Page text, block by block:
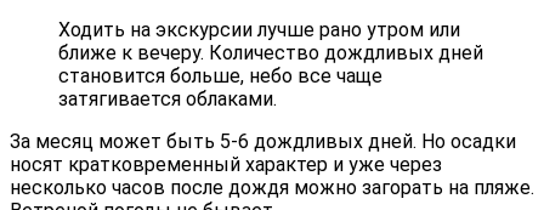
Ходить на экскурсии лучше рано утром или
ближе к вечеру. Количество дождливых дней
становится больше, небо все чаще
затягивается облаками.
За месяц может быть 5-6 дождливых дней. Но осадки
носят кратковременный характер и уже через
несколько часов после дождя можно загорать на пляже.